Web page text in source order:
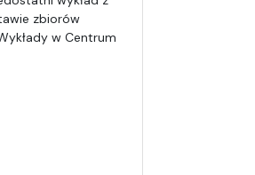
zbiorów
w Centrum